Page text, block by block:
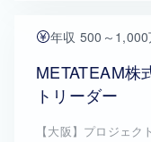
年収 500～1,000
METATEAM株
トリーダー
【大阪】プロジェク